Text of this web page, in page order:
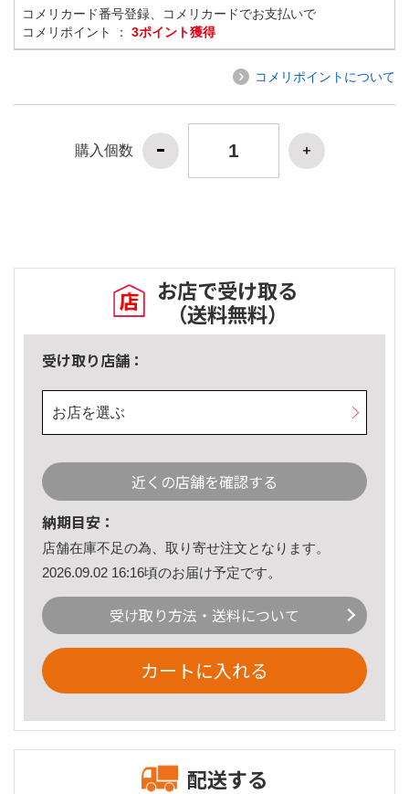
コメリカード番号登録、コメリカードでお支払いで
コメリポイント ： 3ポイント獲得
コメリポイントについて
購入個数
お店で受け取る
（送料無料）
受け取り店舗：
お店を選ぶ
近くの店舗を確認する
納期目安：
店舗在庫不足の為、取り寄せ注文となります。
2026.09.02 16:16頃のお届け予定です。
受け取り方法・送料について
カートに入れる
配送する